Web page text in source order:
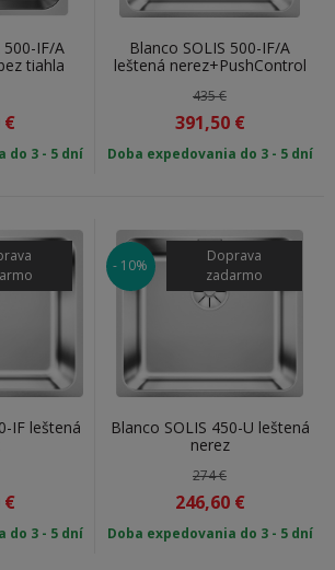
500-IF/A
tiahla
€
do 3 - 5 dní
Blanco SOLIS 500-IF/A
leštená nerez+PushControl
435 €
391,50 €
Doba expedovania do 3 - 5 dní
IF leštená
€
do 3 - 5 dní
- 10%
Doprava
zadarmo
Blanco SOLIS 450-U leštená
nerez
274 €
246,60 €
Doba expedovania do 3 - 5 dní